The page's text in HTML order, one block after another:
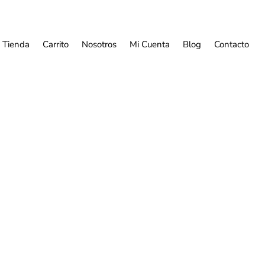
Tienda Carrito Nosotros Mi Cuenta Blog Contacto